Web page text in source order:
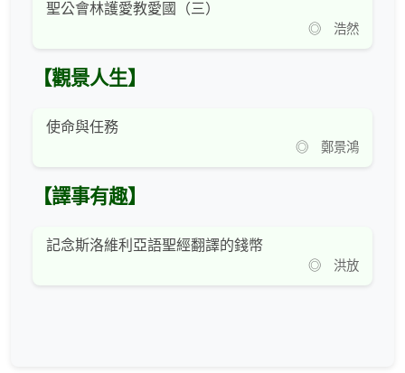
聖公會林護愛教愛國（三）
◎ 浩然
【觀景人生】
使命與任務
◎ 鄭景鴻
【譯事有趣】
記念斯洛維利亞語聖經翻譯的錢幣
◎ 洪放